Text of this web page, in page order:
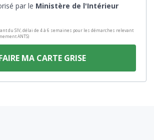
par le Ministère de l'Intérieur
du SIV, délai de 4 à 6 semaines pour les démarches relevant
ANTS)
MA CARTE GRISE